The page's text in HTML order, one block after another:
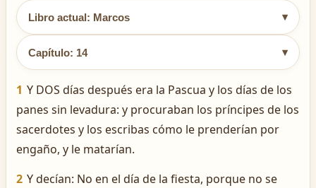
Libro actual: Marcos ▾
Capítulo: 14 ▾
1 Y DOS días después era la Pascua y los días de los
panes sin levadura: y procuraban los príncipes de los
sacerdotes y los escribas cómo le prenderían por
engaño, y le matarían.
2 Y decían: No en el día de la fiesta, porque no se